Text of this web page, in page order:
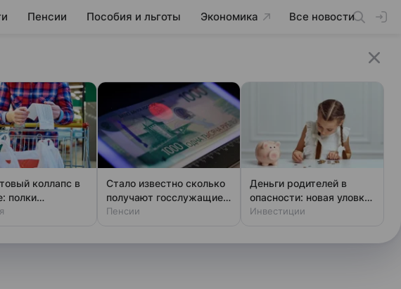
Пенсии Пособия и льготы Экономика Все новости
коллапс в
полки
пустеют на
Стало известно сколько
получают госслужащие
на пенсии
Пенсии
Деньги родителей в
опасности: новая уловка
с детскими картами
Инвестиции